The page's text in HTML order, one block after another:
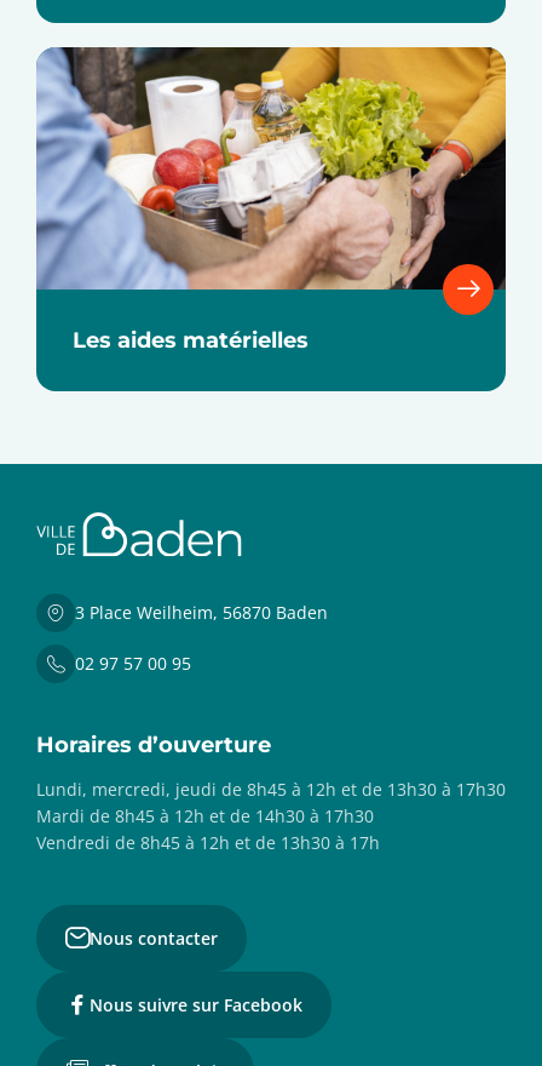
Les aides matérielles
3 Place Weilheim, 56870 Baden
02 97 57 00 95
Horaires d’ouverture
Lundi, mercredi, jeudi de 8h45 à 12h et de 13h30 à 17h30
Mardi de 8h45 à 12h et de 14h30 à 17h30
Vendredi de 8h45 à 12h et de 13h30 à 17h
Nous contacter
Nous suivre sur Facebook